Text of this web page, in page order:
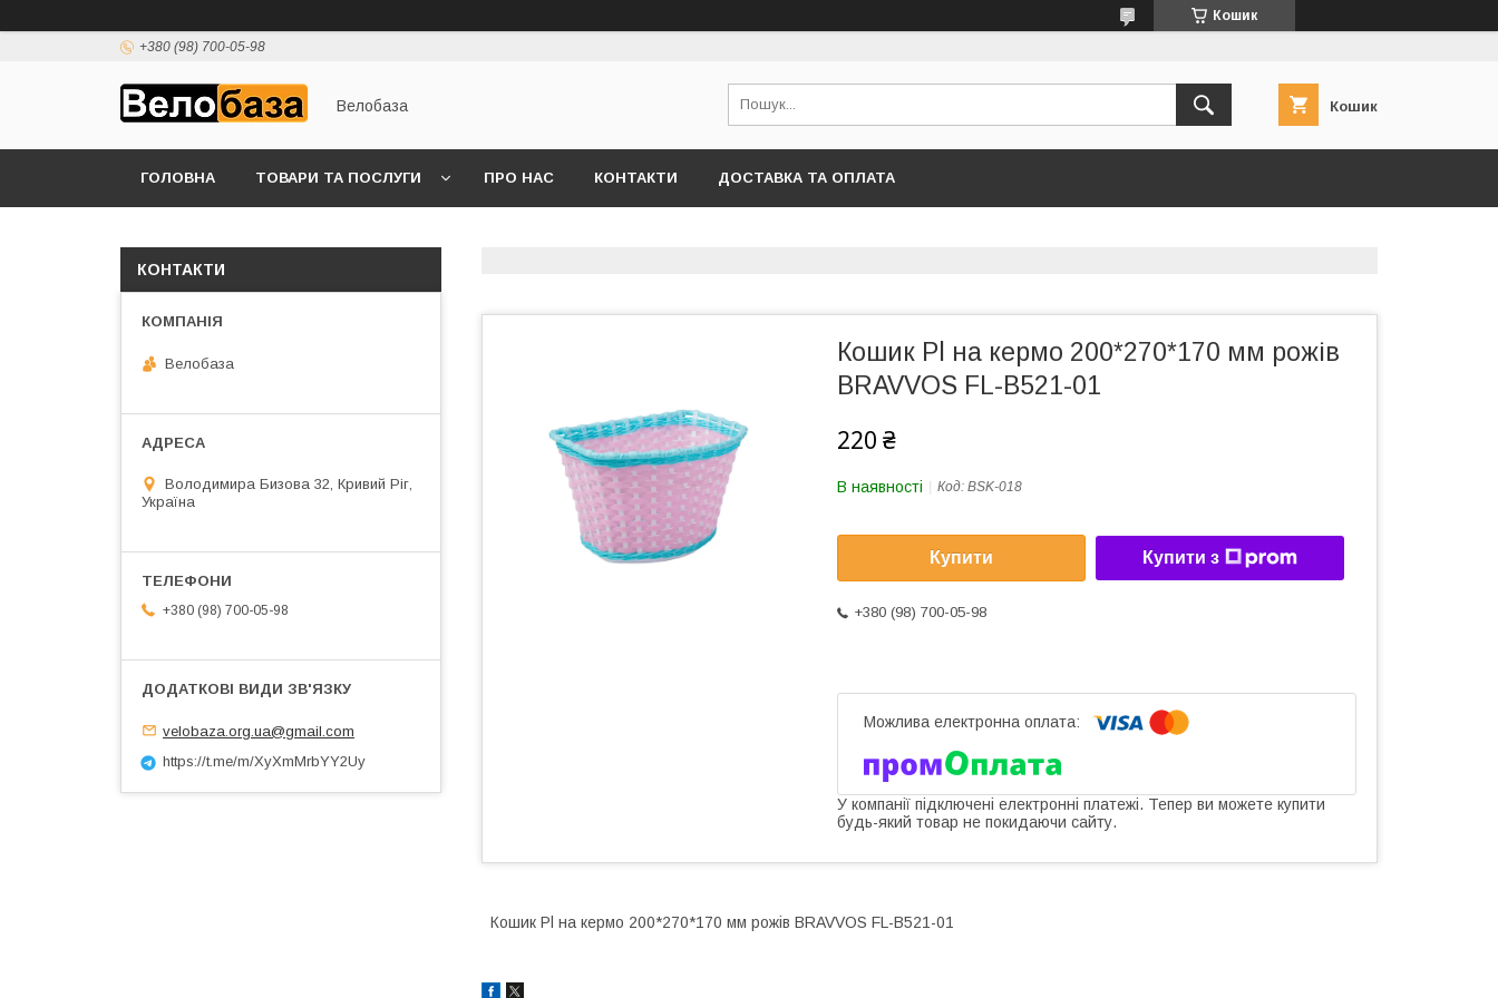
Кошик
+380 (98) 700-05-98
Велобаза Кошик
ГОЛОВНА ТОВАРИ ТА ПОСЛУГИ ПРО НАС КОНТАКТИ ДОСТАВКА ТА ОПЛАТА
Кошик Pl на кермо 200*270*170 мм рожів
BRAVVOS FL-B521-01
220 ₴
В наявності Код: BSK-018
Купити Купити з
+380 (98) 700-05-98
У компанії підключені електронні платежі. Тепер ви можете купити
будь-який товар не покидаючи сайту.
Кошик Pl на кермо 200*270*170 мм рожів BRAVVOS FL-B521-01
КОНТАКТИ
Велобаза
Володимира Бизова 32, Кривий Ріг,
Україна
+380 (98) 700-05-98
velobaza.org.ua@gmail.com
https://t.me/m/XyXmMrbYY2Uy